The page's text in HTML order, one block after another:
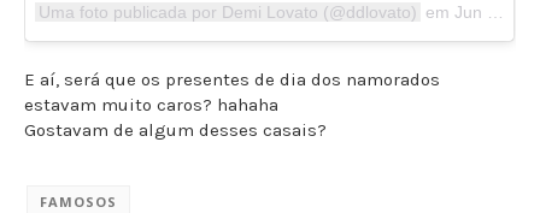
Uma foto publicada por Demi Lovato (@ddlovato) em Jun 3, 2016 às 8:15 PDT
E aí, será que os presentes de dia dos namorados
estavam muito caros? hahaha
Gostavam de algum desses casais?
FAMOSOS